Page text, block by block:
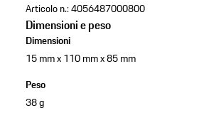
Articolo n.:4056487000800
Dimensioni e peso
Dimensioni
15 mm x 110 mm x 85 mm
Peso
38 g